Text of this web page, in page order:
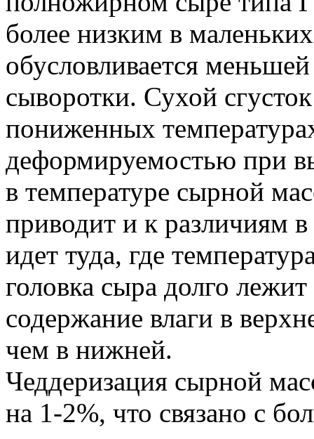
более низким в
обусловливается
сыворотки. Сухой
пониженных
деформируемостью при
в температуре сырной
приводит и к различиям
идет туда, где
головка сыра долго
содержание влаги в
чем в нижней.
Чеддеризация сырной
на 1-2%, что связано с